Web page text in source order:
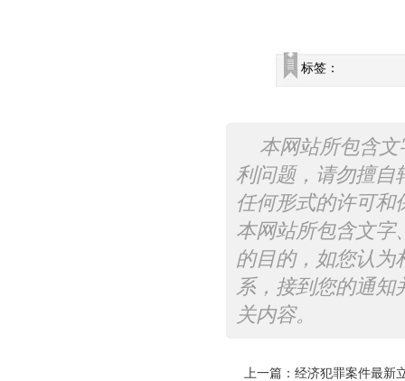
标签：
本网站所包含
利问题，请勿擅自
任何形式的许可和
本网站所包含文字
的目的，如您认为
系，接到您的通知
关内容。
上一篇： 经济犯罪案件最新